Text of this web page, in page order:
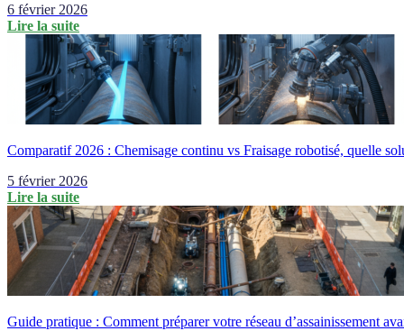
6 février 2026
Lire la suite
Comparatif 2026 : Chemisage continu vs Fraisage robotisé, quelle
5 février 2026
Lire la suite
Guide pratique : Comment préparer votre réseau d’assainissement